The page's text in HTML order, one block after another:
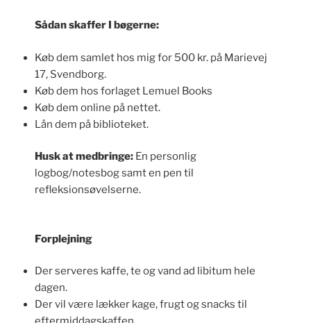
Sådan skaffer I bøgerne:
Køb dem samlet hos mig for 500 kr. på Marievej
17, Svendborg.
Køb dem hos forlaget Lemuel Books
Køb dem online på nettet.
Lån dem på biblioteket.
Husk at medbringe: En personlig
logbog/notesbog samt en pen til
refleksionsøvelserne.
Forplejning
Der serveres kaffe, te og vand ad libitum hele
dagen.
Der vil være lækker kage, frugt og snacks til